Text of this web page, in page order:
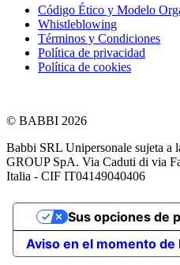
Código Ético y Modelo
Whistleblowing
Términos y Condiciones
Política de privacidad
Política de cookies
© BABBI 2026
Babbi SRL Unipersonale sujeta a
GROUP SpA. Via Caduti di via
Italia - CIF IT04149040406
Aviso en el momento de
Sus opciones de